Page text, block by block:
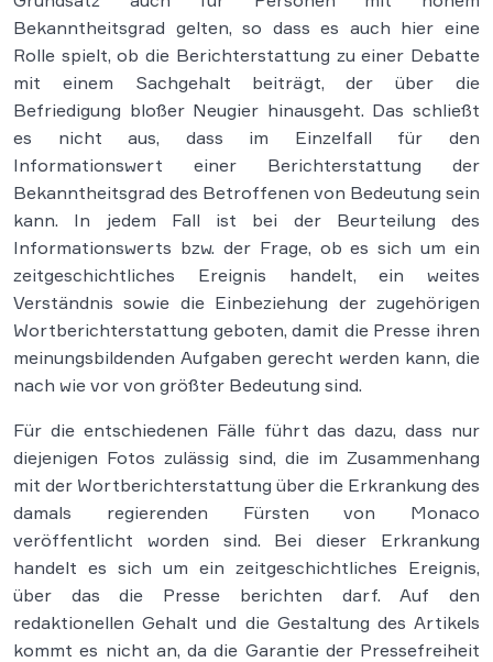
Bekanntheitsgrad gelten, so dass es auch hier eine
Rolle spielt, ob die Berichterstattung zu einer Debatte
mit einem Sachgehalt beiträgt, der über die
Befriedigung bloßer Neugier hinausgeht. Das schließt
es nicht aus, dass im Einzelfall für den
Informationswert einer Berichterstattung der
Bekanntheitsgrad des Betroffenen von Bedeutung sein
kann. In jedem Fall ist bei der Beurteilung des
Informationswerts bzw. der Frage, ob es sich um ein
zeitgeschichtliches Ereignis handelt, ein weites
Verständnis sowie die Einbeziehung der zugehörigen
Wortberichterstattung geboten, damit die Presse ihren
meinungsbildenden Aufgaben gerecht werden kann, die
nach wie vor von größter Bedeutung sind.
Für die entschiedenen Fälle führt das dazu, dass nur
diejenigen Fotos zulässig sind, die im Zusammenhang
mit der Wortberichterstattung über die Erkrankung des
damals regierenden Fürsten von Monaco
veröffentlicht worden sind. Bei dieser Erkrankung
handelt es sich um ein zeitgeschichtliches Ereignis,
über das die Presse berichten darf. Auf den
redaktionellen Gehalt und die Gestaltung des Artikels
kommt es nicht an, da die Garantie der Pressefreiheit